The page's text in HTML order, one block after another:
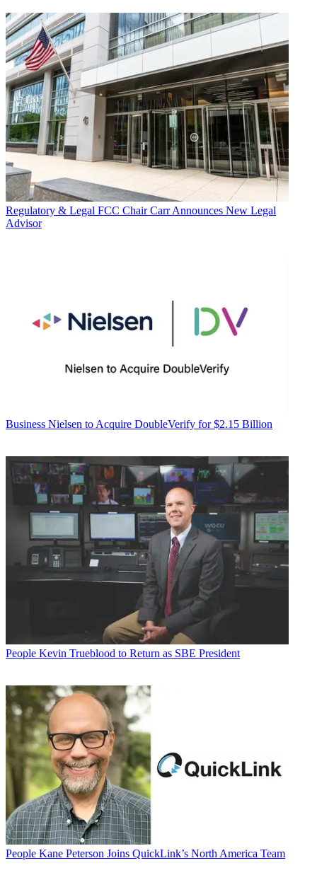
Regulatory & Legal FCC Chair Carr Announces New Legal
Advisor
Business Nielsen to Acquire DoubleVerify for $2.15 Billion
People Kevin Trueblood to Return as SBE President
People Kane Peterson Joins QuickLink’s North America Team